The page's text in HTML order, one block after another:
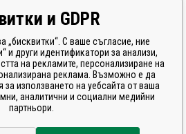
и GDPR
„бисквитки“. С ваше съгласие, ние
и други идентификатори за анализи,
на рекламите, персонализиране на
реклама. Възможно е да
използването на уебсайта от ваша
аналитични и социални медийни
партньори.